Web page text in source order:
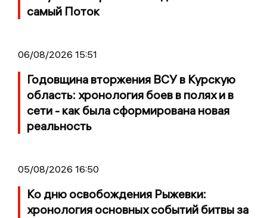
самый Поток
06/08/2026 15:51
Годовщина вторжения ВСУ в Курскую
область: хронология боев в полях и в
сети - как была сформирована новая
реальность
05/08/2026 16:50
Ко дню освобождения Рыжевки:
хронология основных событий битвы за